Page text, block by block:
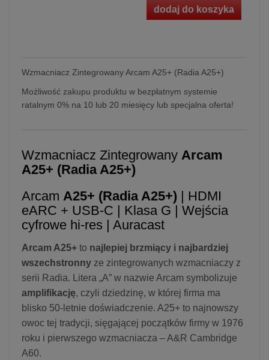
dodaj do koszyka
Wzmacniacz Zintegrowany Arcam A25+ (Radia A25+)
Możliwość zakupu produktu w bezpłatnym systemie
ratalnym 0% na 10 lub 20 miesięcy lub specjalna oferta!
Wzmacniacz Zintegrowany Arcam
A25+ (Radia A25+)
Arcam A25+ (Radia A25+) | HDMI
eARC + USB-C | Klasa G | Wejścia
cyfrowe hi-res | Auracast
Arcam A25+ to najlepiej brzmiący i najbardziej
wszechstronny ze zintegrowanych wzmacniaczy z
serii Radia. Litera „A” w nazwie Arcam symbolizuje
amplifikację, czyli dziedzinę, w której firma ma
blisko 50-letnie doświadczenie. A25+ to najnowszy
owoc tej tradycji, sięgającej początków firmy w 1976
roku i pierwszego wzmacniacza – A&R Cambridge
A60.